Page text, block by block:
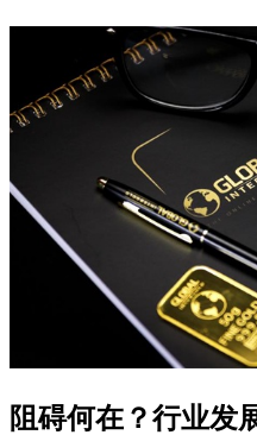
阻碍何在？行业发